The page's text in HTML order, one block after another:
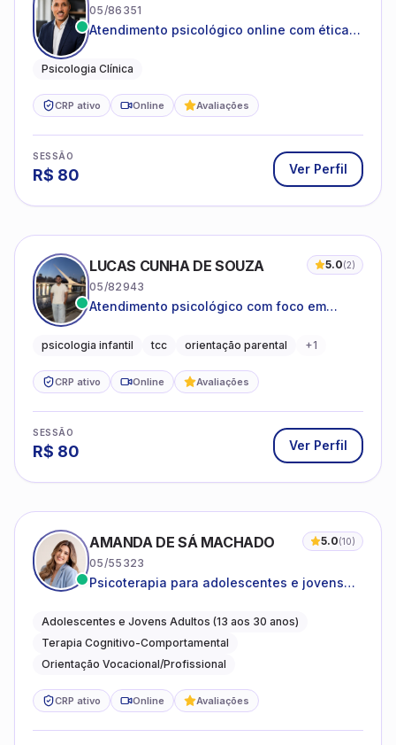
05/86351
Atendimento psicológico online com ética,
Psicologia Clínica
CRP ativo Online Avaliações
SESSÃO
R$ 80 Ver Perfil
LUCAS CUNHA DE SOUZA 5.0(2)
05/82943
Atendimento psicológico com foco em
promovendo equilíbrio emocional e
psicologia infantil tcc orientação parental +1
CRP ativo Online Avaliações
SESSÃO
R$ 80 Ver Perfil
AMANDA DE SÁ MACHADO 5.0(10)
05/55323
Psicoterapia para adolescentes e jovens
autoestima, relações e orientação
profissional
Adolescentes e Jovens Adultos (13 aos 30 anos)
Terapia Cognitivo-Comportamental
Orientação Vocacional/Profissional
CRP ativo Online Avaliações